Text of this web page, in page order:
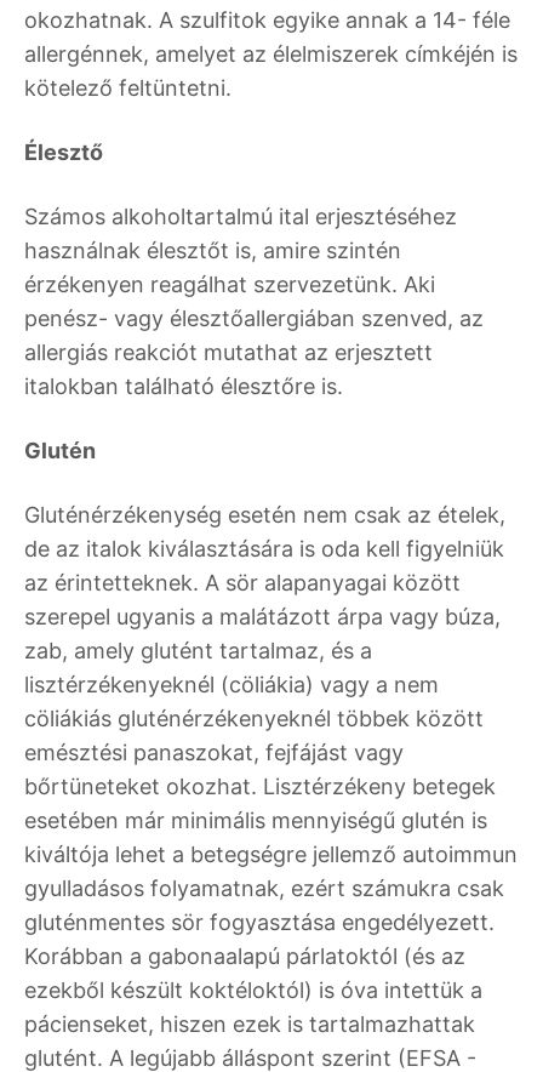
okozhatnak. A szulfitok egyike annak a 14- féle
allergénnek, amelyet az élelmiszerek címkéjén is
kötelező feltüntetni.
Élesztő
Számos alkoholtartalmú ital erjesztéséhez
használnak élesztőt is, amire szintén
érzékenyen reagálhat szervezetünk. Aki
penész- vagy élesztőallergiában szenved, az
allergiás reakciót mutathat az erjesztett
italokban található élesztőre is.
Glutén
Gluténérzékenység esetén nem csak az ételek,
de az italok kiválasztására is oda kell figyelniük
az érintetteknek. A sör alapanyagai között
szerepel ugyanis a malátázott árpa vagy búza,
zab, amely glutént tartalmaz, és a
lisztérzékenyeknél (cöliákia) vagy a nem
cöliákiás gluténérzékenyeknél többek között
emésztési panaszokat, fejfájást vagy
bőrtüneteket okozhat. Lisztérzékeny betegek
esetében már minimális mennyiségű glutén is
kiváltója lehet a betegségre jellemző autoimmun
gyulladásos folyamatnak, ezért számukra csak
gluténmentes sör fogyasztása engedélyezett.
Korábban a gabonaalapú párlatoktól (és az
ezekből készült koktéloktól) is óva intettük a
pácienseket, hiszen ezek is tartalmazhattak
glutént. A legújabb álláspont szerint (EFSA -